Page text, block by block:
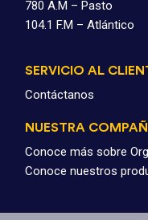
780 A.M – Pasto
104.1 F.M – Atlántico
SERVICIO AL
Contáctanos
NUESTRA
Conoce más sobre
Conoce nuestros